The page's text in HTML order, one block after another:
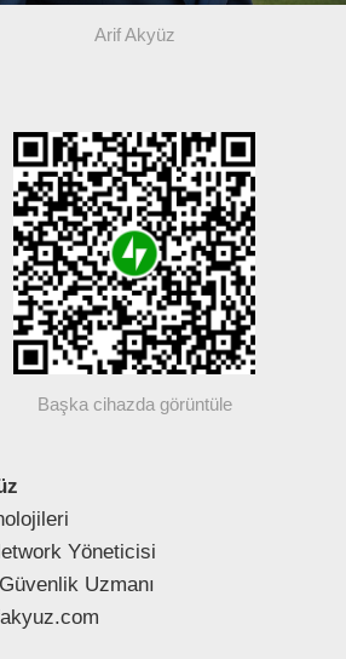
Arif Akyüz
Başka cihazda görüntüle
Yöneticisi
Uzmanı